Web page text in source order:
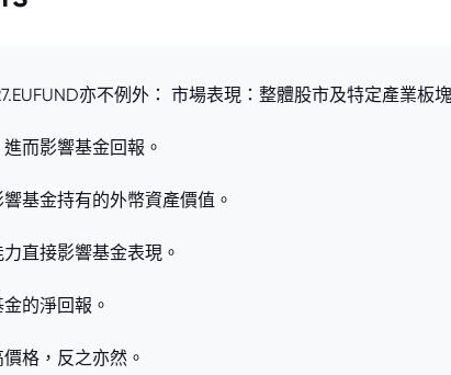
亦不例外： 市場表現：整體股市及特定產業板
而影響基金回報。
基金持有的外幣資產價值。
直接影響基金表現。
的淨回報。
格，反之亦然。